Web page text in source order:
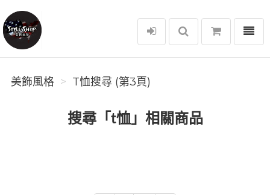
美飾風格
選單
美飾風格 T恤搜尋 (第3頁)
搜尋「t恤」相關商品